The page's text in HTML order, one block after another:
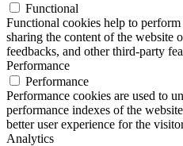
Functional
Functional cookies help to
sharing the content of the website
feedbacks, and other third-party
Performance
Performance
Performance cookies are used to
performance indexes of the
better user experience for the
Analytics